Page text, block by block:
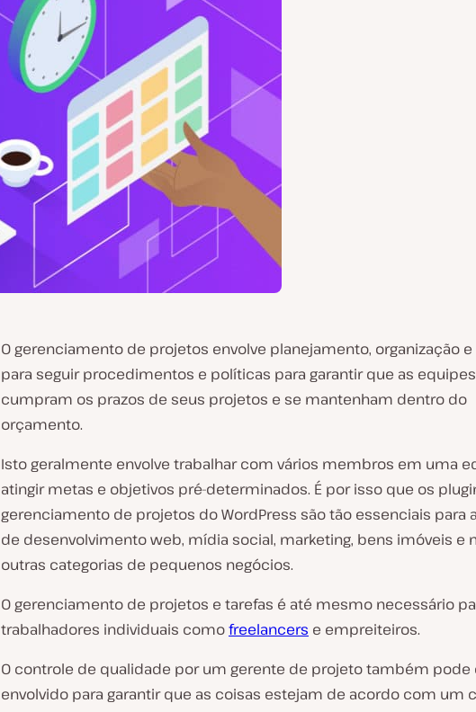
O gerenciamento de projetos envolve planejamento, organização
para seguir procedimentos e políticas para garantir que as equipes
cumpram os prazos de seus projetos e se mantenham dentro do
orçamento.
Isto geralmente envolve trabalhar com vários membros em uma
atingir metas e objetivos pré-determinados. É por isso que os
gerenciamento de projetos do WordPress são tão essenciais para
de desenvolvimento web, mídia social, marketing, bens imóveis e
outras categorias de pequenos negócios.
O gerenciamento de projetos e tarefas é até mesmo necessário
trabalhadores individuais comofreelancers e empreiteiros.
O controle de qualidade por um gerente de projeto também pode
envolvido para garantir que as coisas estejam de acordo com um